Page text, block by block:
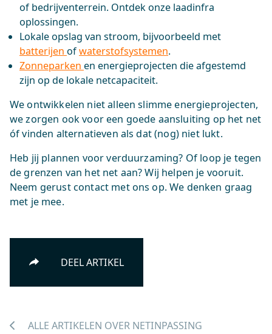
of bedrijventerrein. Ontdek onze laadinfra
oplossingen.
Lokale opslag van stroom, bijvoorbeeld met
batterijen ofwaterstofsystemen.
Zonneparken en energieprojecten die afgestemd
zijn op de lokale netcapaciteit.
We ontwikkelen niet alleen slimme energieprojecten,
we zorgen ook voor een goede aansluiting op het net
óf vinden alternatieven als dat (nog) niet lukt.
Heb jij plannen voor verduurzaming? Of loop je tegen
de grenzen van het net aan? Wij helpen je vooruit.
Neem gerust contact met ons op. We denken graag
met je mee.
DEEL ARTIKEL
ALLE ARTIKELEN OVER NETINPASSING